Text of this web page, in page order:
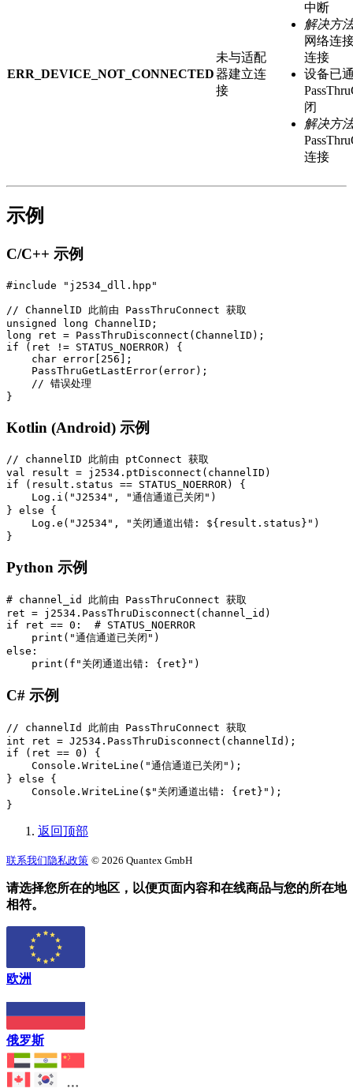
ERR_DEVICE_NOT_CONNECTED
未与适配
器建立连
接
中断
解决方
网络连
连接
设备已
闭
解决方
连接
示例
C/C++ 示例
#include "j2534_dll.hpp"
// ChannelID 此前由 PassThruConnect 获取
unsigned long ChannelID;
long ret = PassThruDisconnect(ChannelID);
if (ret != STATUS_NOERROR) {
    char error[256];
    PassThruGetLastError(error);
    // 错误处理
}
Kotlin (Android) 示例
// channelID 此前由 ptConnect 获取
val result = j2534.ptDisconnect(channelID)
if (result.status == STATUS_NOERROR) {
    Log.i("J2534", "通信通道已关闭")
} else {
    Log.e("J2534", "关闭通道出错: ${result.status}")
}
Python 示例
# channel_id 此前由 PassThruConnect 获取
ret = j2534.PassThruDisconnect(channel_id)
if ret == 0:  # STATUS_NOERROR
    print("通信通道已关闭")
else:
    print(f"关闭通道出错: {ret}")
C# 示例
// channelId 此前由 PassThruConnect 获取
int ret = J2534.PassThruDisconnect(channelId);
if (ret == 0) {
    Console.WriteLine("通信通道已关闭");
} else {
    Console.WriteLine($"关闭通道出错: {ret}");
}
返回顶部
联系我们隐私政策 © 2026 Quantex GmbH
请选择您所在的地区，以便页面内容和在线商品与您的所在地
相符。
欧洲
俄罗斯